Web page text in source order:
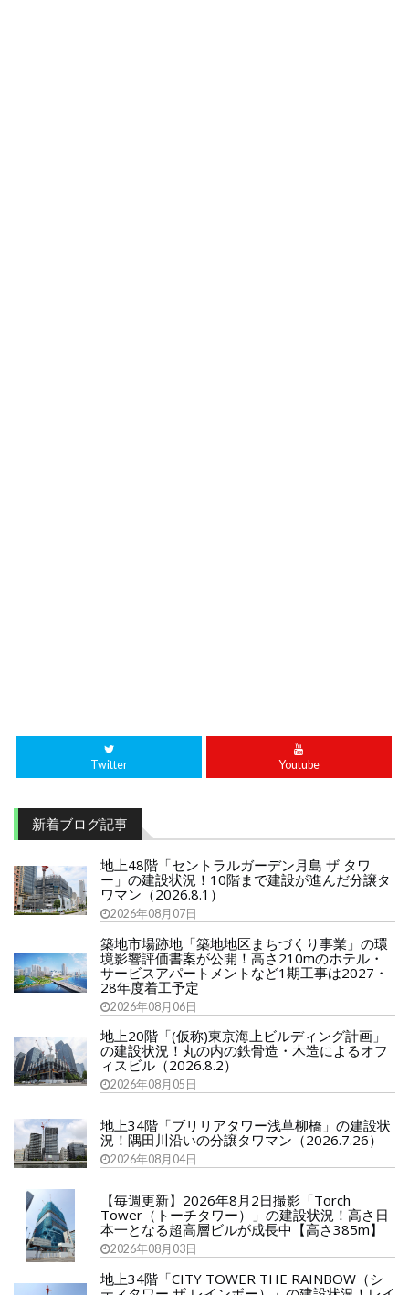
Twitter Youtube
新着ブログ記事
地上48階「セントラルガーデン月島 ザ タワ
ー」の建設状況！10階まで建設が進んだ分譲タ
ワマン（2026.8.1）
2026年08月07日
築地市場跡地「築地地区まちづくり事業」の環
境影響評価書案が公開！高さ210mのホテル・
サービスアパートメントなど1期工事は2027・
28年度着工予定
2026年08月06日
地上20階「(仮称)東京海上ビルディング計画」
の建設状況！丸の内の鉄骨造・木造によるオフ
ィスビル（2026.8.2）
2026年08月05日
地上34階「ブリリアタワー浅草柳橋」の建設状
況！隅田川沿いの分譲タワマン（2026.7.26）
2026年08月04日
【毎週更新】2026年8月2日撮影「Torch
Tower（トーチタワー）」の建設状況！高さ日
本一となる超高層ビルが成長中【高さ385m】
2026年08月03日
地上34階「CITY TOWER THE RAINBOW（シ